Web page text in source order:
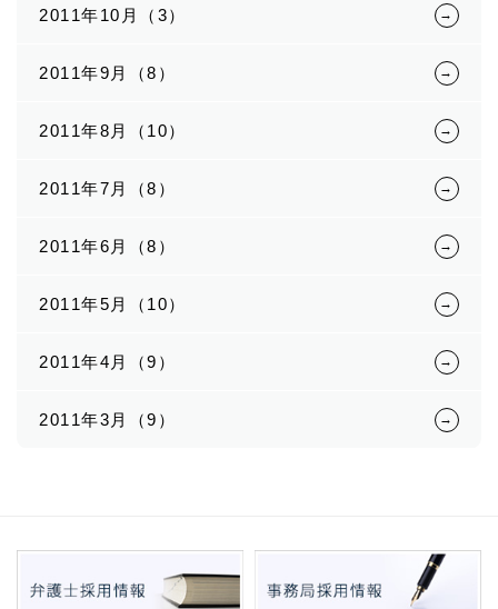
2011年10月（3）
2011年9月（8）
2011年8月（10）
2011年7月（8）
2011年6月（8）
2011年5月（10）
2011年4月（9）
2011年3月（9）